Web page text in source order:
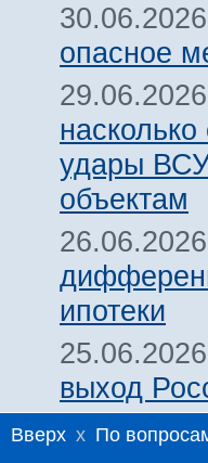
опасное
удары ВСУ
объектам
ипотеки
выход
Вверх x По